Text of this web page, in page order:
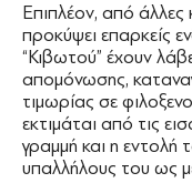
Επιπλέον, από άλλες
προκύψει επαρκείς
“Κιβωτού” έχουν
απομόνωσης,
τιμωρίας σε
εκτιμάται από τις
γραμμή και η
υπαλλήλους του ως